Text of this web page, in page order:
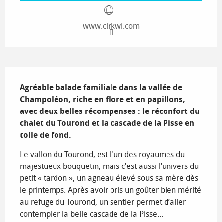
www.cirkwi.com
Agréable balade familiale dans la vallée de
Champoléon, riche en flore et en papillons,
avec deux belles récompenses : le réconfort du
chalet du Tourond et la cascade de la Pisse en
toile de fond.
Le vallon du Tourond, est l'un des royaumes du
majestueux bouquetin, mais c’est aussi l’univers du
petit « tardon », un agneau élevé sous sa mère dès
le printemps. Après avoir pris un goûter bien mérité
au refuge du Tourond, un sentier permet d’aller
contempler la belle cascade de la Pisse...